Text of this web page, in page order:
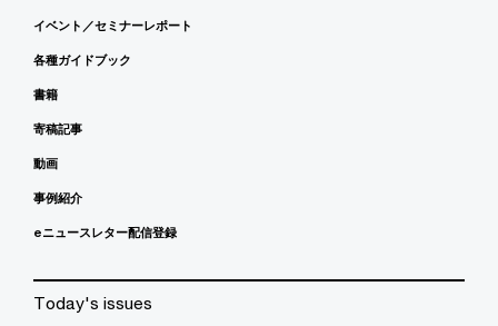
イベント／セミナーレポート
各種ガイドブック
書籍
寄稿記事
動画
事例紹介
eニュースレター配信登録
Today's issues